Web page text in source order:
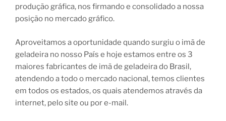
produção gráfica, nos firmando e consolidado a nossa
posição no mercado gráfico.
Aproveitamos a oportunidade quando surgiu o imã de
geladeira no nosso País e hoje estamos entre os 3
maiores fabricantes de imã de geladeira do Brasil,
atendendo a todo o mercado nacional, temos clientes
em todos os estados, os quais atendemos através da
internet, pelo site ou por e-mail.